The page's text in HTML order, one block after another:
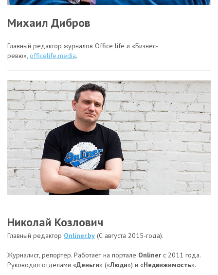
Михаил Дибров
Главный редактор журналов Office life и «Бизнес-
ревю», officelife.media.
Николай Козлович
Главный редактор Onliner.by (С августа 2015-года).
Журналист, репортер. Работает на портале Onliner c 2011 года.
Руководил отделами «Деньги» («Люди») и «Недвижимость».